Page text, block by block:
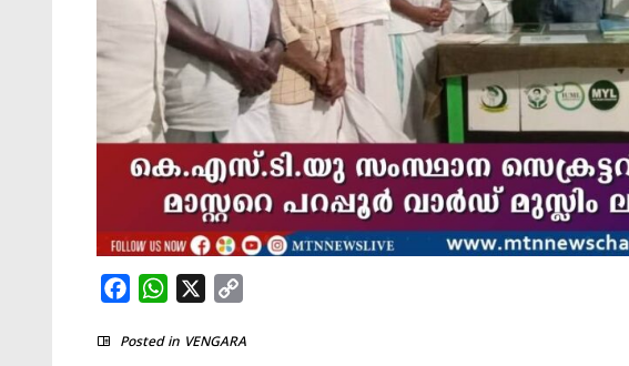
FacebookWhatsApp
Posted in VENGARA